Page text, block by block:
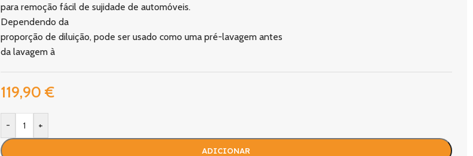
para remoção fácil de sujidade de automóveis.
Dependendo da
proporção de diluição, pode ser usado como uma pré-lavagem antes
da lavagem à
119,90 €
- +
ADICIONAR